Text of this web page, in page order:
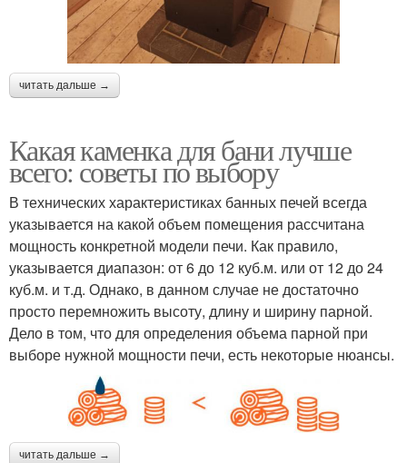
читать дальше →
Какая каменка для бани лучше
всего: советы по выбору
В технических характеристиках банных печей всегда
указывается на какой объем помещения рассчитана
мощность конкретной модели печи. Как правило,
указывается диапазон: от 6 до 12 куб.м. или от 12 до 24
куб.м. и т.д. Однако, в данном случае не достаточно
просто перемножить высоту, длину и ширину парной.
Дело в том, что для определения объема парной при
выборе нужной мощности печи, есть некоторые нюансы.
читать дальше →